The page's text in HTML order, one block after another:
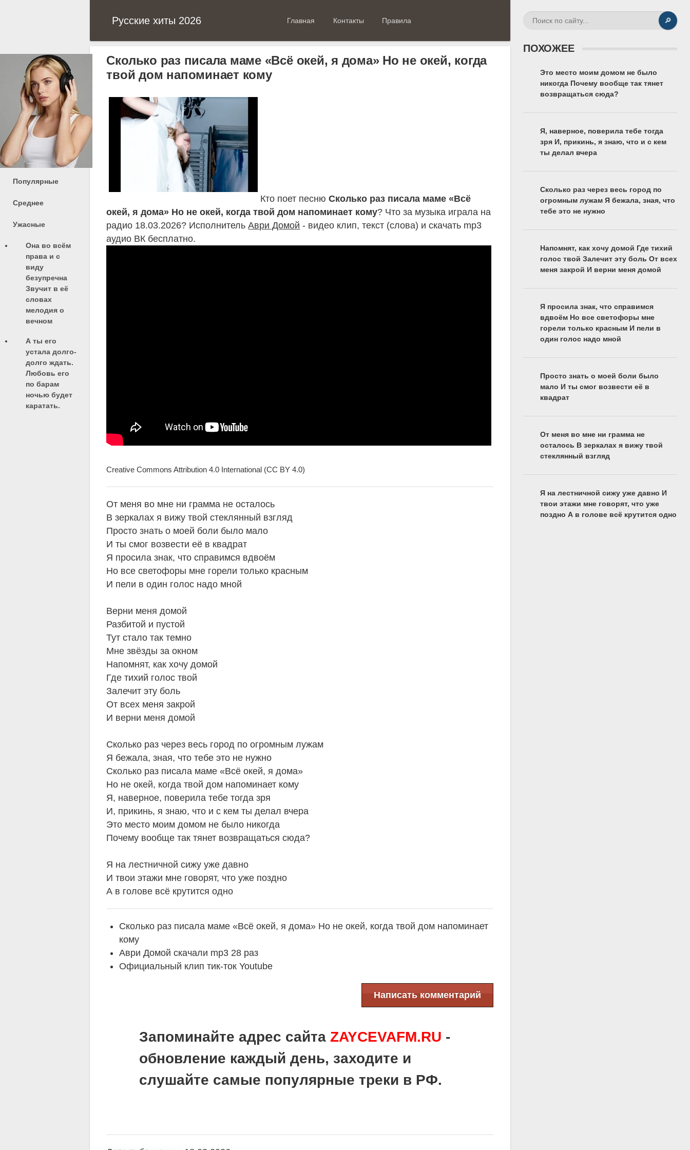
🔎
Русские хиты 2026 Главная Контакты Правила
Популярные
Среднее
Ужасные
Она во всём
права и с
виду
безупречна
Звучит в её
словах
мелодия о
вечном
А ты его
устала долго-
долго ждать.
Любовь его
по барам
ночью будет
каратать.
Сколько раз писала маме «Всё окей, я дома» Но не окей, когда
твой дом напоминает кому
Кто поет песнюСколько раз писала маме «Всё
окей, я дома» Но не окей, когда твой дом напоминает кому? Что за музыка играла на
радио 18.03.2026? ИсполнительАври Домой - видео клип, текст (слова) и скачать mp3
аудио ВК бесплатно.
Creative Commons Attribution 4.0 International (CC BY 4.0)
От меня во мне ни грамма не осталось
В зеркалах я вижу твой стеклянный взгляд
Просто знать о моей боли было мало
И ты смог возвести её в квадрат
Я просила знак, что справимся вдвоём
Но все светофоры мне горели только красным
И пели в один голос надо мной
Верни меня домой
Разбитой и пустой
Тут стало так темно
Мне звёзды за окном
Напомнят, как хочу домой
Где тихий голос твой
Залечит эту боль
От всех меня закрой
И верни меня домой
Сколько раз через весь город по огромным лужам
Я бежала, зная, что тебе это не нужно
Сколько раз писала маме «Всё окей, я дома»
Но не окей, когда твой дом напоминает кому
Я, наверное, поверила тебе тогда зря
И, прикинь, я знаю, что и с кем ты делал вчера
Это место моим домом не было никогда
Почему вообще так тянет возвращаться сюда?
Я на лестничной сижу уже давно
И твои этажи мне говорят, что уже поздно
А в голове всё крутится одно
Сколько раз писала маме «Всё окей, я дома» Но не окей, когда твой дом напоминает
кому
Аври Домой скачали mp3 28 раз
Официальный клип тик-ток Youtube
Написать комментарий
Запоминайте адрес сайтаZAYCEVAFM.RU -
обновление каждый день, заходите и
слушайте самые популярные треки в РФ.
ПОХОЖЕЕ
Это место моим домом не было
никогда Почему вообще так тянет
возвращаться сюда?
Я, наверное, поверила тебе тогда
зря И, прикинь, я знаю, что и с кем
ты делал вчера
Сколько раз через весь город по
огромным лужам Я бежала, зная, что
тебе это не нужно
Напомнят, как хочу домой Где тихий
голос твой Залечит эту боль От всех
меня закрой И верни меня домой
Я просила знак, что справимся
вдвоём Но все светофоры мне
горели только красным И пели в
один голос надо мной
Просто знать о моей боли было
мало И ты смог возвести её в
квадрат
От меня во мне ни грамма не
осталось В зеркалах я вижу твой
стеклянный взгляд
Я на лестничной сижу уже давно И
твои этажи мне говорят, что уже
поздно А в голове всё крутится одно